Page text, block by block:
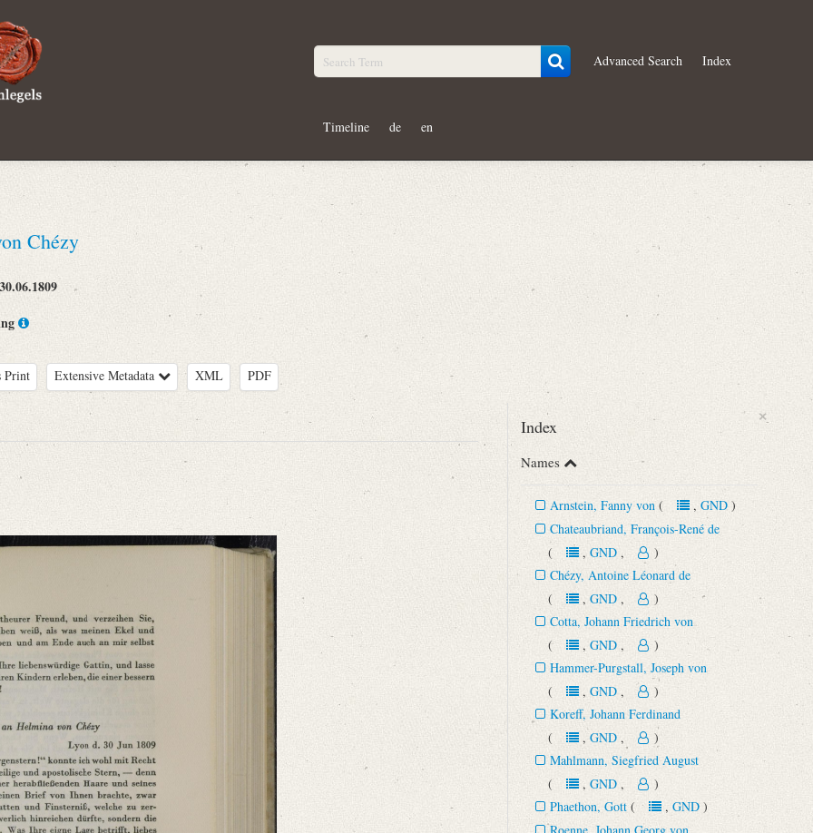
Advanced Search Index
Timeline de en
Chézy
30.06.1809
Print Extensive Metadata XML PDF
und erläutert durch Josef Körner. Bd. 1. Zürich u.a. 1930, S. 237‒238.
singen und sagen, da mir [...]“
×
Index
Names
Arnstein, Fanny von (, GND)
Chateaubriand, François-René de
(, GND, )
Chézy, Antoine Léonard de
(, GND, )
Cotta, Johann Friedrich von
(, GND, )
Hammer-Purgstall, Joseph von
(, GND, )
Koreff, Johann Ferdinand
(, GND, )
Mahlmann, Siegfried August
(, GND, )
Phaethon, Gott (, GND)